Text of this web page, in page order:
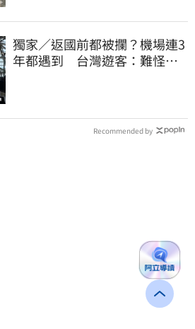
獨家／返國前都被攔？機場連3
年都遇到 台灣遊客：難怪日
Recommended by